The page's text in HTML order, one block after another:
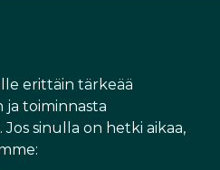
erittäin tärkeää
toiminnasta
sinulla on hetki aikaa,